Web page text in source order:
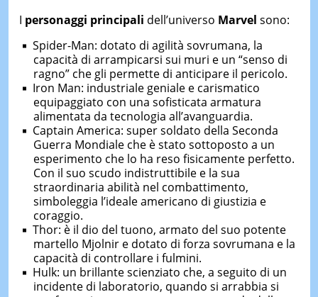
I personaggi principali dell’universo Marvel sono:
Spider-Man: dotato di agilità sovrumana, la
capacità di arrampicarsi sui muri e un “senso di
ragno” che gli permette di anticipare il pericolo.
Iron Man: industriale geniale e carismatico
equipaggiato con una sofisticata armatura
alimentata da tecnologia all’avanguardia.
Captain America: super soldato della Seconda
Guerra Mondiale che è stato sottoposto a un
esperimento che lo ha reso fisicamente perfetto.
Con il suo scudo indistruttibile e la sua
straordinaria abilità nel combattimento,
simboleggia l’ideale americano di giustizia e
coraggio.
Thor: è il dio del tuono, armato del suo potente
martello Mjolnir e dotato di forza sovrumana e la
capacità di controllare i fulmini.
Hulk: un brillante scienziato che, a seguito di un
incidente di laboratorio, quando si arrabbia si